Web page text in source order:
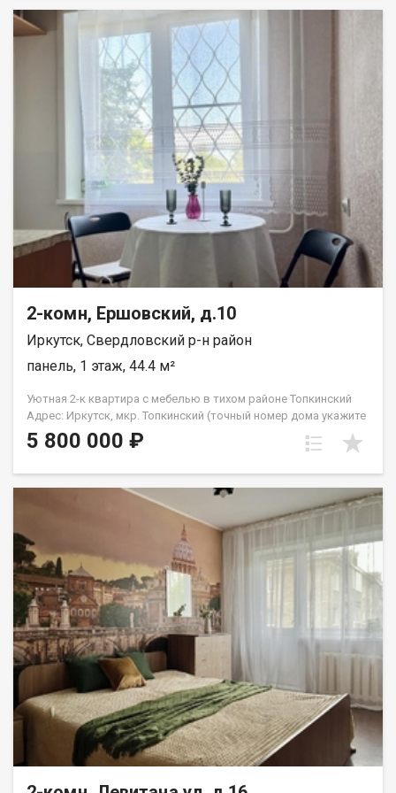
Этаж: 2 из 4. Планировка: раздельные комнаты можно
использовать как спальню и детскую, гостиную и кабинет или
по другому удобному сценарию. Состояние: жилое. Отделка:
стены: оклеены обоями; полы: частично ламинат (в жилых
комнатах), частично линолеум (на кухне и в коридоре)
практично и долговечно; окна: ПВХ-профили тепло и тихо, не
нужно менять в ближайшее время; сантехника: полностью
заменена надёжная работа без срочных вложений. Локация и
инфраструктура: в шаговой доступности школы, детские
сады, поликлиники, магазины и остановки общественного
транспорта; удобная транспортная развязка легко добраться
в любую часть города. Полная информация и бесплатная
консультация у менеджера, связавшись по телефону или
посетив наш офис расположенный по адресу: г. Иркутск, ул.
Омулевского, 20/1.
2-комн, Ершовский, д.10
Иркутск, Свердловский р-н район
панель, 1 этаж, 44.4 м²
Уютная 2-к квартира с мебелью в тихом районе Топкинский
Адрес: Иркутск, мкр. Топкинский (точный номер дома укажите
в параметрах) Параметры: 2-комнатная квартира | 1 этаж |
Раздельная планировка Идеальный вариант для семьи с
каждого будет свое личное пространство. Состояние:
Выполнен косметический ремонт, квартира очень теплая и
светлая. На полу постелен практичный линолеум. Бонус: При
продаже остается вся мебель! Отличная экономия на
обустройстве. Расположение окон: Окна выходят на дорогу,
но район настолько тихий и зеленый, а трафик настолько
редкий, что шум машин вас абсолютно не побеспокоит. О
ДОМЕ И ПОДЪЕЗДЕ: Чистый, ухоженный подъезд без
посторонних запахов. Порядочные и спокойные соседи.
Благоустроенный и аккуратный двор с зонами для прогулок.
РАЗВИТАЯ ИНФРАСТРУКТУРА (все в шаговой доступности):
Для детей: Детские сады Сказка и №156, средняя школа №50
вашим детям не придется далеко ходить. Для комфорта:
Супермаркеты, продуктовые магазины, аптеки и пункты
выдачи заказов прямо рядом с домом. Транспорт: Остановка
общественного транспорта в паре минут ходьбы, легко уехать
в любой район города. УСЛОВИЯ ПРОДАЖИ: Квартира
полностью готова к сделке. Документы в порядке. Подходит
5 800 000 ₽